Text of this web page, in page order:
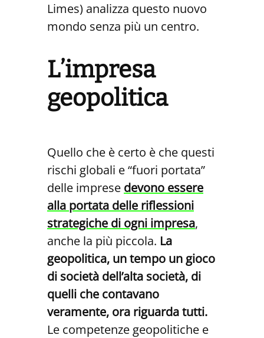
Limes) analizza questo nuovo
mondo senza più un centro.
L’impresa
geopolitica
Quello che è certo è che questi
rischi globali e “fuori portata”
delle imprese devono essere
alla portata delle riflessioni
strategiche di ogni impresa,
anche la più piccola. La
geopolitica, un tempo un gioco
di società dell’alta società, di
quelli che contavano
veramente, ora riguarda tutti.
Le competenze geopolitiche e